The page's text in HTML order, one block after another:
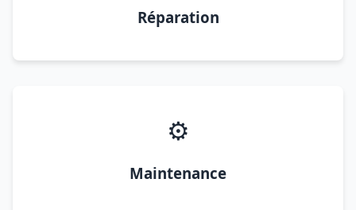
Réparation
⚙️
Maintenance